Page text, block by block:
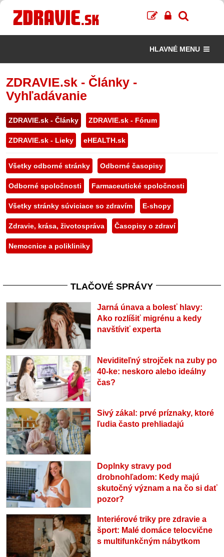
HLAVNÉ MENU
ZDRAVIE.sk - Články -
Vyhľadávanie
ZDRAVIE.sk - Články ZDRAVIE.sk - Fórum
ZDRAVIE.sk - Lieky eHEALTH.sk
Všetky odborné stránky Odborné časopisy
Odborné spoločnosti Farmaceutické spoločnosti
Všetky stránky súviciace so zdravím E-shopy
Zdravie, krása, životospráva Časopisy o zdraví
Nemocnice a polikliniky
TLAČOVÉ SPRÁVY
Jarná únava a bolesť hlavy:
Ako rozlíšiť migrénu a kedy
navštíviť experta
Neviditeľný strojček na zuby po
40-ke: neskoro alebo ideálny
čas?
Sivý zákal: prvé príznaky, ktoré
ľudia často prehliadajú
Doplnky stravy pod
drobnohľadom: Kedy majú
skutočný význam a na čo si dať
pozor?
Interiérové triky pre zdravie a
šport: Malé domáce telocvične
s multifunkčným nábytkom